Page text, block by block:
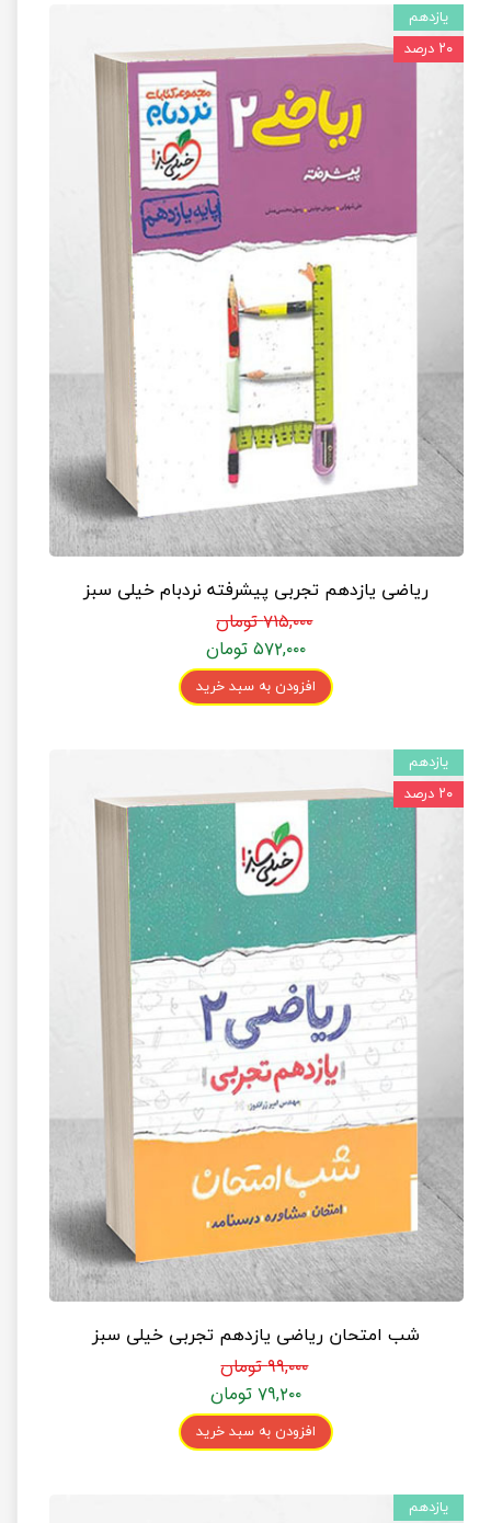
ریاضی یازدهم تجربی پیشرفته نردبام خیلی سبز
۷۱۵,۰۰۰ تومان
۵۷۲,۰۰۰ تومان
افزودن به سبد خرید
یازدهم
۲۰ درصد
شب امتحان ریاضی یازدهم تجربی خیلی سبز
۹۹,۰۰۰ تومان
۷۹,۲۰۰ تومان
افزودن به سبد خرید
یازدهم
۲۰ درصد
یازدهم